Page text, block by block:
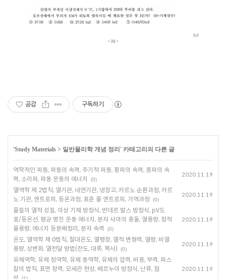
공감 구독하기
'Study Materials > 일반물리학 개념 정리 ' 카테고리의 다른 글
역학적인 파동, 파동의 속력, 주기적 파동, 횡파의 속력, 종파의 속
력, 소리파, 파동 운동의 에너지
(0)
2020.11.19
열역학 제 2법칙, 열기관, 내연기관, 냉장고, 카르노 순환과정, 카르
노 기관, 엔트로피, 등온과정, 표준 몰 엔트로피, 가역과정
(0)
2020.11.19
물질의 열적 성질, 이상 기체 방정식, 반데르 발스 방정식, pV도
표/등온선, 평균 병진 운동 에너지, 분자 사이의 충돌, 열용량, 정적
물용량, 에너지 등분배정리, 분자 속력
(0)
2020.11.19
온도, 열역학 제 0법칙, 절대온도, 열팽창, 열적 변형력, 열량, 비열
용량, 상변화, 열전달 방법(전도, 대류, 복사)
(0)
2020.11.19
유체역학, 유체 정역학, 유체 동역학, 유체의 압력, 비중, 부력, 파스
칼의 법칙, 표면 장력, 모세관 현상, 베르누이 방정식, 난류, 점
2020.11.19